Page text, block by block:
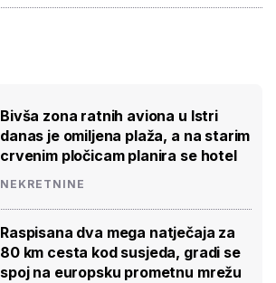
Bivša zona ratnih aviona u Istri
danas je omiljena plaža, a na starim
crvenim pločicam planira se hotel
NEKRETNINE
Raspisana dva mega natječaja za
80 km cesta kod susjeda, gradi se
spoj na europsku prometnu mrežu